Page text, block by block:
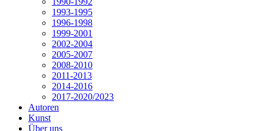
1993-1995
1996-1998
1999-2001
2002-2004
2005-2007
2008-2010
2011-2013
2014-2016
2017-2020/2023
Autoren
Kunst
Über uns